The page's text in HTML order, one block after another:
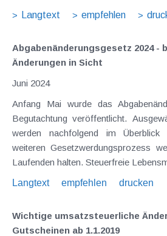
Langtext
empfehlen
Abgabenänderungsgesetz 2024 -
Änderungen in Sicht
Juni 2024
Anfang Mai wurde das
Begutachtung veröffentlicht.
werden nachfolgend im Überblick
weiteren Gesetzwerdungsprozess
Laufenden halten. Steuerfreie
Langtext
empfehlen drucken
Wichtige umsatzsteuerliche
Gutscheinen ab 1.1.2019